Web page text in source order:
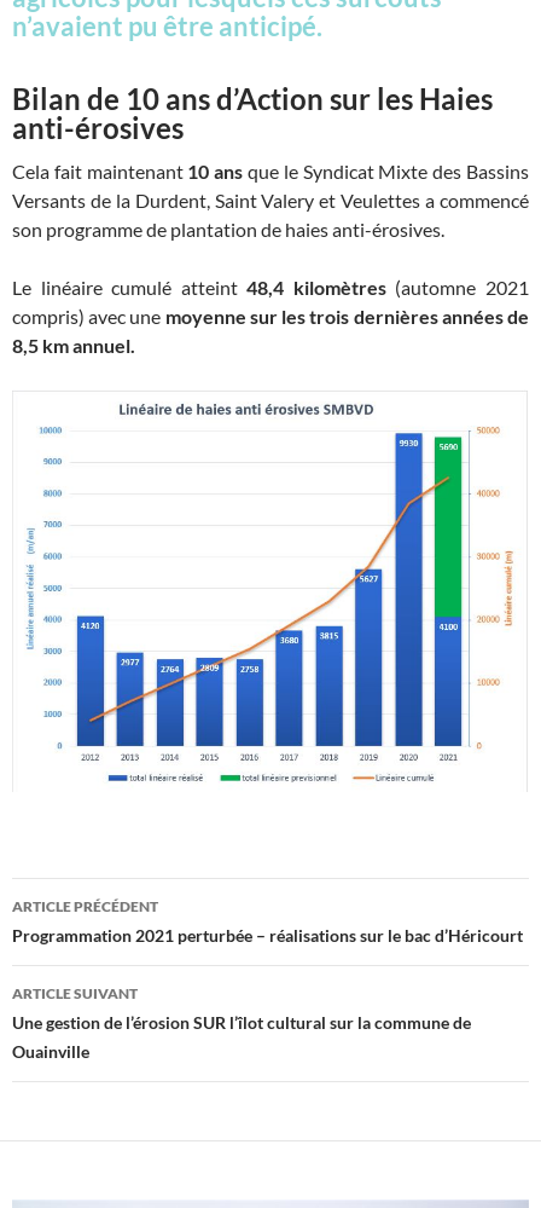
n’avaient pu être anticipé.
Bilan de 10 ans d’Action sur les Haies
anti-érosives
Cela fait maintenant 10 ans que le Syndicat Mixte des Bassins
Versants de la Durdent, Saint Valery et Veulettes a commencé
son programme de plantation de haies anti-érosives.
Le linéaire cumulé atteint48,4 kilomètres(automne 2021
compris) avec une moyenne sur les trois dernières années de
8,5 km annuel.
Navigation
des
articles
ARTICLE PRÉCÉDENT
Programmation 2021 perturbée – réalisations sur le bac d’Héricourt
ARTICLE SUIVANT
Une gestion de l’érosion SUR l’îlot cultural sur la commune de
Ouainville